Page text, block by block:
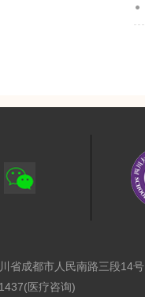
省成都市人民南路三段14号
医疗咨询)